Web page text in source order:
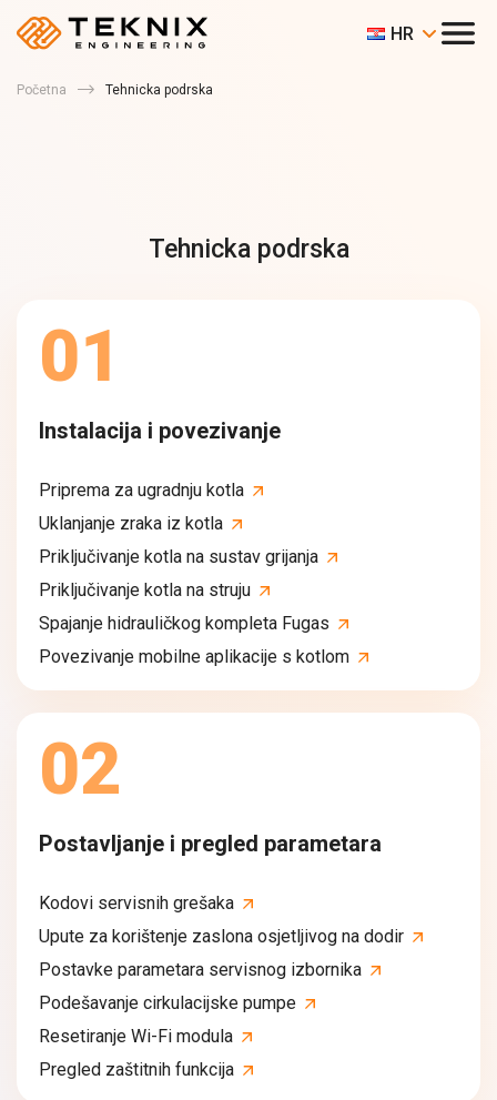
HR
Početna Tehnicka podrska
Tehnicka podrska
01
Instalacija i povezivanje
Priprema za ugradnju kotla
Uklanjanje zraka iz kotla
Priključivanje kotla na sustav grijanja
Priključivanje kotla na struju
Spajanje hidrauličkog kompleta Fugas
Povezivanje mobilne aplikacije s kotlom
02
Postavljanje i pregled parametara
Kodovi servisnih grešaka
Upute za korištenje zaslona osjetljivog na dodir
Postavke parametara servisnog izbornika
Podešavanje cirkulacijske pumpe
Resetiranje Wi-Fi modula
Pregled zaštitnih funkcija